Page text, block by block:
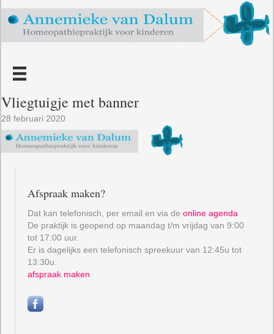
Vliegtuigje met banner
28 februari 2020
Afspraak maken?
Dat kan telefonisch, per email en via de online agenda
De praktijk is geopend op maandag t/m vrijdag van 9:00
tot 17:00 uur.
Er is dagelijks een telefonisch spreekuur van 12:45u tot
13:30u.
afspraak maken